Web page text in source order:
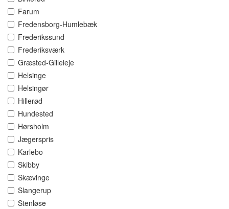
Farum
Fredensborg-Humlebæk
Frederikssund
Frederiksværk
Græsted-Gilleleje
Helsinge
Helsingør
Hillerød
Hundested
Hørsholm
Jægerspris
Karlebo
Skibby
Skævinge
Slangerup
Stenløse